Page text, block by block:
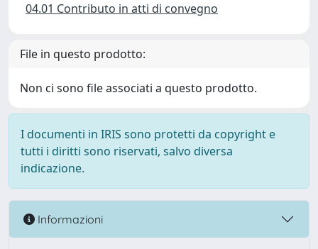
04.01 Contributo in atti di convegno
File in questo prodotto:
Non ci sono file associati a questo prodotto.
I documenti in IRIS sono protetti da copyright e
tutti i diritti sono riservati, salvo diversa
indicazione.
Informazioni